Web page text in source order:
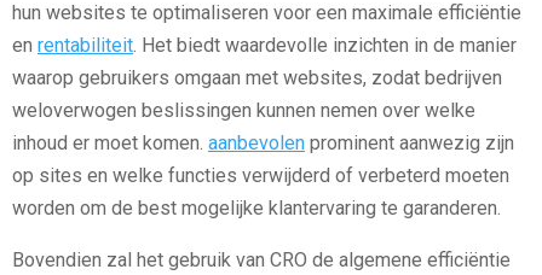
hun websites te optimaliseren voor een maximale efficiëntie
en rentabiliteit. Het biedt waardevolle inzichten in de manier
waarop gebruikers omgaan met websites, zodat bedrijven
weloverwogen beslissingen kunnen nemen over welke
inhoud er moet komen. aanbevolen prominent aanwezig zijn
op sites en welke functies verwijderd of verbeterd moeten
worden om de best mogelijke klantervaring te garanderen.
Bovendien zal het gebruik van CRO de algemene efficiëntie